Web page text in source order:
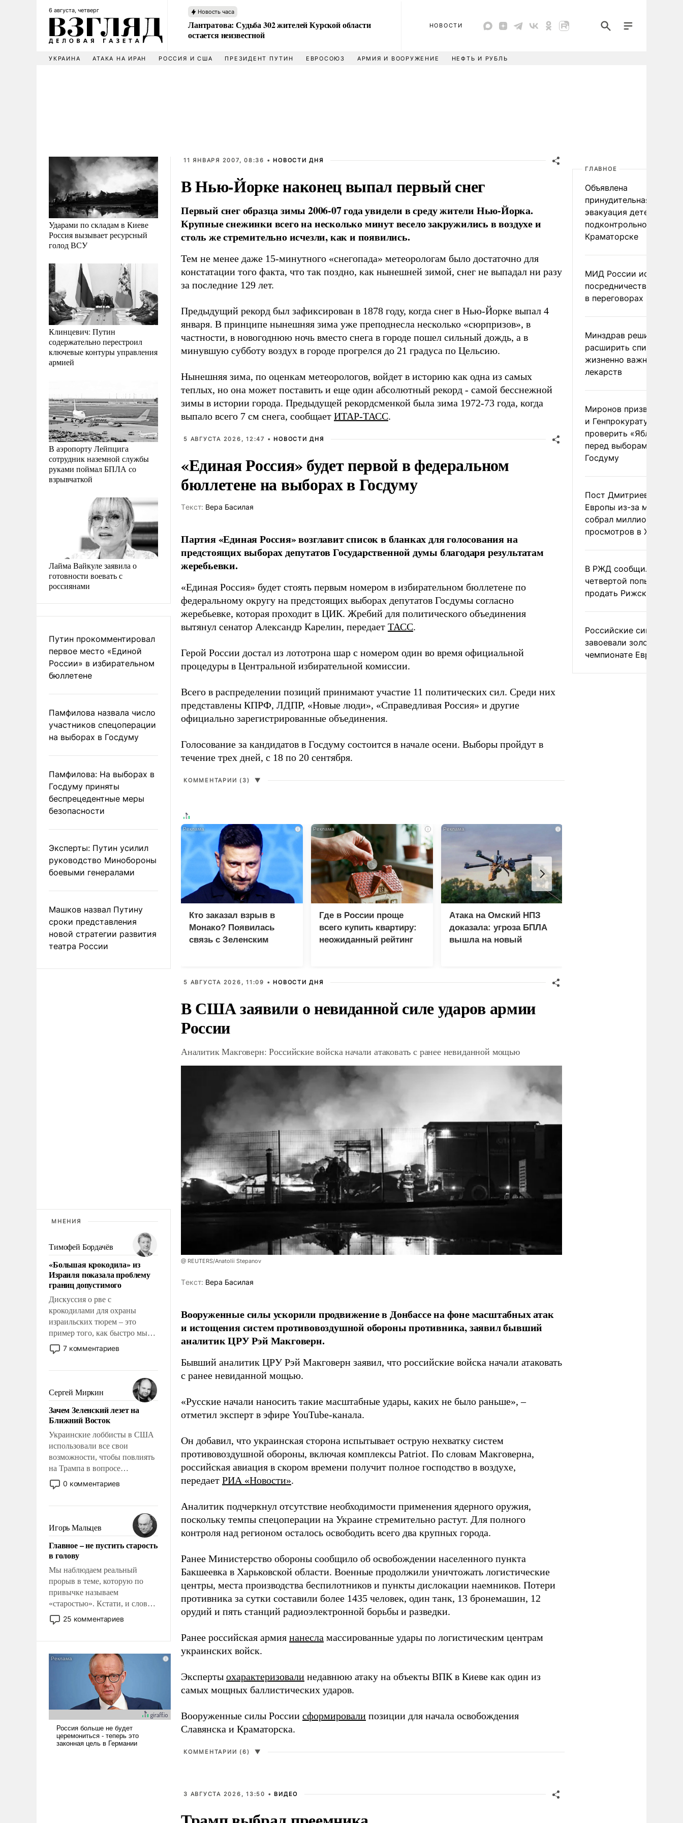
6 августа, четверг Новость часа
Лантратова: Судьба 302 жителей Курской области
остается неизвестной
НОВОСТИ
УКРАИНА АТАКА НА ИРАН РОССИЯ И США ПРЕЗИДЕНТ ПУТИН ЕВРОСОЮЗ АРМИЯ И ВООРУЖЕНИЕ НЕФТЬ И РУБЛЬ
Ударами по складам в Киеве
Россия вызывает ресурсный
голод ВСУ
Клинцевич: Путин
содержательно перестроил
ключевые контуры управления
армией
В аэропорту Лейпцига
сотрудник наземной службы
руками поймал БПЛА со
взрывчаткой
Лайма Вайкуле заявила о
готовности воевать с
россиянами
Путин прокомментировал
первое место «Единой
России» в избирательном
бюллетене
Памфилова назвала число
участников спецоперации
на выборах в Госдуму
Памфилова: На выборах в
Госдуму приняты
беспрецедентные меры
безопасности
Эксперты: Путин усилил
руководство Минобороны
боевыми генералами
Машков назвал Путину
сроки представления
новой стратегии развития
театра России
МНЕНИЯ
Тимофей Бордачёв
«Большая крокодила» из
Израиля показала проблему
границ допустимого
Дискуссия о рве с
крокодилами для охраны
израильских тюрем – это
пример того, как быстро мы
двигаемся по пути
революционных изменений.
псевдонаучной фантастики,
стало всерьез обсуждаемой
идеей.
7 комментариев
Сергей Миркин
Зачем Зеленский лезет на
Ближний Восток
Украинские лоббисты в США
использовали все свои
возможности, чтобы повлиять
на Трампа в вопросе
предоставления вооружений
своим нанимателям. Вероятно,
консультирует Киев, пришла в
голову мысль: хорошо бы
продемонстрировать, что
Украина вступила в
вооруженное противостояние
с Ираном.
0 комментариев
Игорь Мальцев
Главное – не пустить старость
в голову
Мы наблюдаем реальный
прорыв в теме, которую по
привычке называем
«старостью». Кстати, и слово-
то это уже стараются не
использовать – так же, как
что оно уже несет негативные
коннотации.
25 комментариев
11 ЯНВАРЯ 2007, 08:36 • НОВОСТИ ДНЯ
В Нью-Йорке наконец выпал первый снег
Первый снег образца зимы 2006-07 года увидели в среду жители Нью-Йорка.
Крупные снежинки всего на несколько минут весело закружились в воздухе и
столь же стремительно исчезли, как и появились.
Тем не менее даже 15-минутного «снегопада» метеорологам было достаточно для
констатации того факта, что так поздно, как нынешней зимой, снег не выпадал ни разу
за последние 129 лет.
Предыдущий рекорд был зафиксирован в 1878 году, когда снег в Нью-Йорке выпал 4
января. В принципе нынешняя зима уже преподнесла несколько «сюрпризов», в
частности, в новогоднюю ночь вместо снега в городе пошел сильный дождь, а в
минувшую субботу воздух в городе прогрелся до 21 градуса по Цельсию.
Нынешняя зима, по оценкам метеорологов, войдет в историю как одна из самых
теплых, но она может поставить и еще один абсолютный рекорд - самой бесснежной
зимы в истории города. Предыдущей рекордсменкой была зима 1972-73 года, когда
выпало всего 7 см снега, сообщает ИТАР-ТАСС.
5 АВГУСТА 2026, 12:47 • НОВОСТИ ДНЯ
«Единая Россия» будет первой в федеральном
бюллетене на выборах в Госдуму
Tекст: Вера Басилая
Партия «Единая Россия» возглавит список в бланках для голосования на
предстоящих выборах депутатов Государственной думы благодаря результатам
жеребьевки.
«Единая Россия» будет стоять первым номером в избирательном бюллетене по
федеральному округу на предстоящих выборах депутатов Госдумы согласно
жеребьевке, которая проходит в ЦИК. Жребий для политического объединения
вытянул сенатор Александр Карелин, передает ТАСС.
Герой России достал из лототрона шар с номером один во время официальной
процедуры в Центральной избирательной комиссии.
Всего в распределении позиций принимают участие 11 политических сил. Среди них
представлены КПРФ, ЛДПР, «Новые люди», «Справедливая Россия» и другие
официально зарегистрированные объединения.
Голосование за кандидатов в Госдуму состоится в начале осени. Выборы пройдут в
течение трех дней, с 18 по 20 сентября.
КОММЕНТАРИИ (3) ▼
i
Кто заказал взрыв в
Монако? Появилась
связь с Зеленским
i
Где в России проще
всего купить квартиру:
неожиданный рейтинг
i
Атака на Омский НПЗ
доказала: угроза БПЛА
вышла на новый
5 АВГУСТА 2026, 11:09 • НОВОСТИ ДНЯ
В США заявили о невиданной силе ударов армии
России
Аналитик Макговерн: Российские войска начали атаковать с ранее невиданной мощью
@ REUTERS/Anatolii Stepanov
Tекст: Вера Басилая
Вооруженные силы ускорили продвижение в Донбассе на фоне масштабных атак
и истощения систем противовоздушной обороны противника, заявил бывший
аналитик ЦРУ Рэй Макговерн.
Бывший аналитик ЦРУ Рэй Макговерн заявил, что российские войска начали атаковать
с ранее невиданной мощью.
«Русские начали наносить такие масштабные удары, каких не было раньше», –
отметил эксперт в эфире YouTube-канала.
Он добавил, что украинская сторона испытывает острую нехватку систем
противовоздушной обороны, включая комплексы Patriot. По словам Макговерна,
российская авиация в скором времени получит полное господство в воздухе,
передает РИА «Новости».
Аналитик подчеркнул отсутствие необходимости применения ядерного оружия,
поскольку темпы спецоперации на Украине стремительно растут. Для полного
контроля над регионом осталось освободить всего два крупных города.
Ранее Министерство обороны сообщило об освобождении населенного пункта
Бакшеевка в Харьковской области. Военные продолжили уничтожать логистические
центры, места производства беспилотников и пункты дислокации наемников. Потери
противника за сутки составили более 1435 человек, один танк, 13 бронемашин, 12
орудий и пять станций радиоэлектронной борьбы и разведки.
Ранее российская армия нанесла массированные удары по логистическим центрам
украинских войск.
Эксперты охарактеризовали недавнюю атаку на объекты ВПК в Киеве как один из
самых мощных баллистических ударов.
Вооруженные силы России сформировали позиции для начала освобождения
Славянска и Краматорска.
КОММЕНТАРИИ (6) ▼
3 АВГУСТА 2026, 13:50 • ВИДЕО
ГЛАВНОЕ
Объявлена
принудительная
эвакуация детей в
подконтрольном Киеву
Краматорске
МИД России исключил
посредничество
в переговорах по
Минздрав решил
расширить список
жизненно важных
лекарств
Миронов призвал
и Генпрокуратуру
проверить «Яблоко»
перед выборами в
Госдуму
Пост Дмитриева о
Европы из-за
собрал миллион
просмотров в X
В РЖД сообщили о
четвертой попытке
продать Рижский
Российские
завоевали золото на
чемпионате Европы